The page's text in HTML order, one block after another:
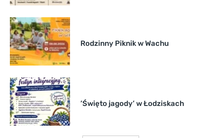
Rodzinny Piknik w Wachu
’Święto jagody’ w Łodziskach